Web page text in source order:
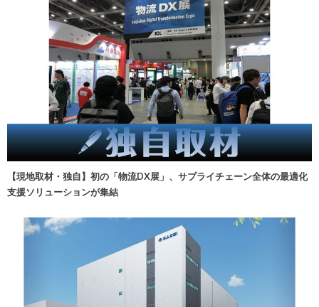
【現地取材・独自】初の「物流DX展」、サプライチェーン全体の最適化
支援ソリューションが集結